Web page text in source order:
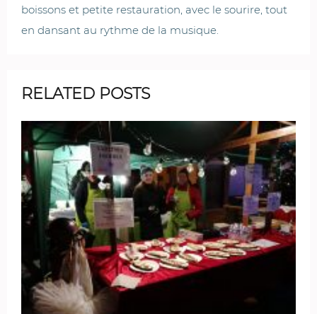
boissons et petite restauration, avec le sourire, tout
en dansant au rythme de la musique.
RELATED POSTS